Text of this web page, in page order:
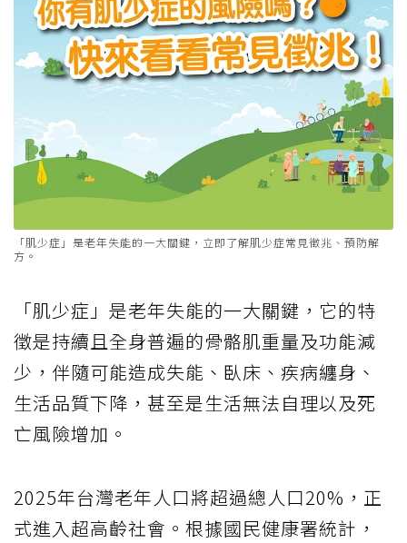
「肌少症」是老年失能的一大關鍵，立即了解肌少症常見徵兆、預防解
方。
「肌少症」是老年失能的一大關鍵，它的特
徵是持續且全身普遍的骨骼肌重量及功能減
少，伴隨可能造成失能、臥床、疾病纏身、
生活品質下降，甚至是生活無法自理以及死
亡風險增加。
2025年台灣老年人口將超過總人口20%，正
式進入超高齡社會。根據國民健康署統計，